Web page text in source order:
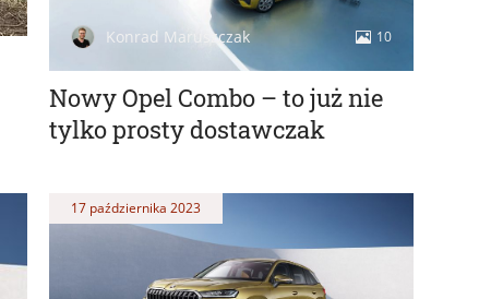
Nowy Opel Combo – to już nie
tylko prosty dostawczak
Konrad Maruszczak 10
17 października 2023